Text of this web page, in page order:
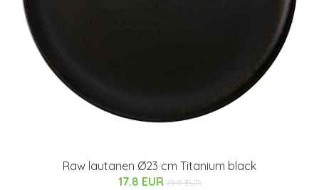
Raw lautanen Ø23 cm Titanium black
17.8 EUR 19.9 EUR